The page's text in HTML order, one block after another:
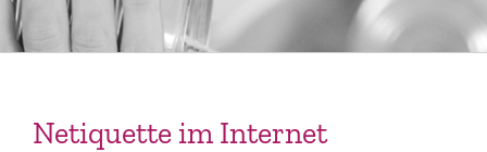
Netiquette im Internet